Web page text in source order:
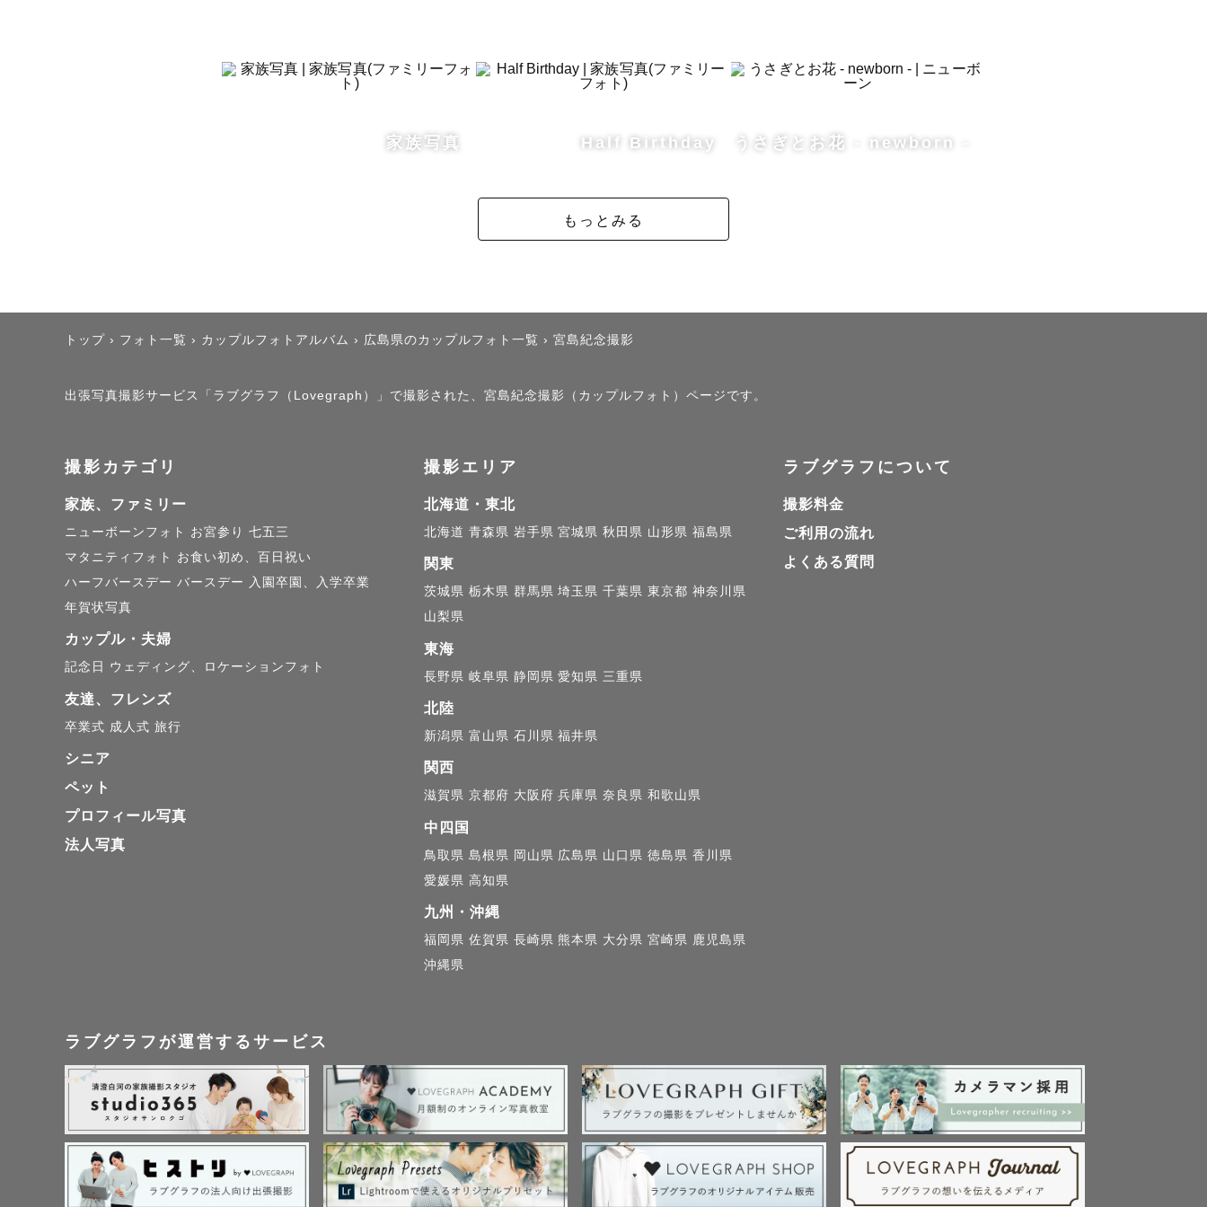
   　　交通費のご案内 🚗
入園料や拝観料/スタジオレンタル料/撮影場所代など撮影する際にかかる費用
アートニューボーン撮影ご希望の方は出産前に日程を確保してください(事前
予約の方を優先して出産後のお日にち調整は可能な限り対応)
クオリティ維持とスケジュール調整の関係で月4件までのお引き受けとなりま
す
スケジュールが空いていてもグッズ洗浄や打ち合わせの関係でお断りする場合
もございますこと予めご了承ください
┈┈┈┈┈┈┈┈┈┈┈┈┈
┈┈┈┈┈┈┈┈┈┈┈┈┈
\\ 3〜6ヶ月前からご予約埋まりはじめます //
もし × になっていても出張エリアによって対応できる場合もあるため
個別に時間の案内を積極的にさせていただきます!
直接ご相談ください✉️
    　　　 自己紹介
┈┈┈┈┈┈┈┈┈┈┈┈┈
広島市を拠点に活動している " 竹内 みのり " です
みのさん・みのりさんと気軽に下の名前で呼んでもらえると嬉しいです ◡̈
家族写真 Half Birthday うさぎとお花 - newborn -
もっとみる
トップ › フォト一覧 › カップルフォトアルバム › 広島県のカップルフォト一覧 › 宮島紀念撮影
出張写真撮影サービス「ラブグラフ（Lovegraph）」で撮影された、宮島紀念撮影（カップルフォト）ページです。
撮影カテゴリ
家族、ファミリー
ニューボーンフォト お宮参り 七五三
マタニティフォト
お食い初め、百日祝い
ハーフバースデー バースデー
入園卒園、入学卒業
年賀状写真
カップル・夫婦
記念日 ウェディング、ロケーションフォト
友達、フレンズ
卒業式 成人式 旅行
シニア
ペット
プロフィール写真
法人写真
撮影エリア
北海道・東北
北海道 青森県 岩手県 宮城県 秋田県 山形県 福島県
関東
茨城県 栃木県 群馬県 埼玉県 千葉県 東京都 神奈川県
山梨県
東海
長野県 岐阜県 静岡県 愛知県 三重県
北陸
新潟県 富山県 石川県 福井県
関西
滋賀県 京都府 大阪府 兵庫県 奈良県 和歌山県
中四国
鳥取県 島根県 岡山県 広島県 山口県 徳島県 香川県
愛媛県 高知県
九州・沖縄
福岡県 佐賀県 長崎県 熊本県 大分県 宮崎県 鹿児島県
沖縄県
ラブグラフについて
撮影料金
ご利用の流れ
よくある質問
ラブグラフが運営するサービス